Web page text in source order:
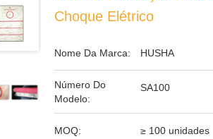
Choque Elétrico
Nome Da Marca: HUSHA
Número Do
Modelo:
SA100
MOQ: ≥ 100 unidades